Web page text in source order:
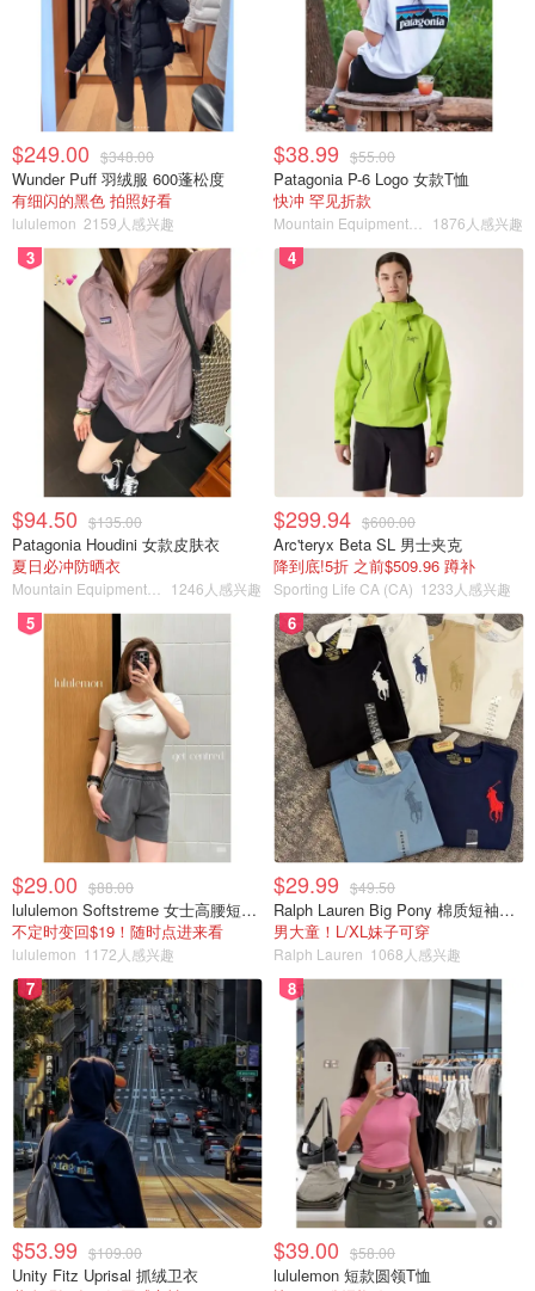
$249.00 $348.00
Wunder Puff 羽绒服 600蓬松度
有细闪的黑色 拍照好看
lululemon 2159人感兴趣
$38.99 $55.00
Patagonia P-6 Logo 女款T恤
快冲 罕见折款
1876人感兴趣
3
$94.50 $135.00
Patagonia Houdini 女款皮肤衣
夏日必冲防晒衣
1246人感兴趣
4
$299.94 $600.00
Arc'teryx Beta SL 男士夹克
降到底!5折 之前$509.96 蹲补
Sporting Life CA (CA) 1233人感兴趣
5
$29.00 $88.00
lululemon Softstreme 女士高腰短裤 10cm
不定时变回$19！随时点进来看
lululemon 1172人感兴趣
6
$29.99 $49.50
Ralph Lauren Big Pony 棉质短袖T恤
男大童！L/XL妹子可穿
Ralph Lauren 1068人感兴趣
7
$53.99 $109.00
Unity Fitz Uprisal 抓绒卫衣
8
$39.00 $58.00
lululemon 短款圆领T恤